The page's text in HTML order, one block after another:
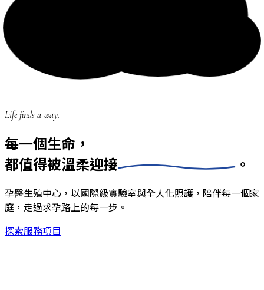
Life finds a way.
每一個生命，
都值得被溫柔迎接 。
孕醫生殖中心，以國際級實驗室與全人化照護，陪伴每一個家
庭，走過求孕路上的每一步。
探索服務項目